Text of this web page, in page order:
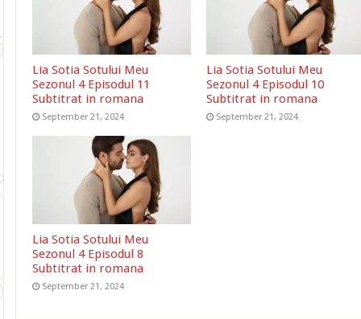
Lia Sotia Sotului Meu
Sezonul 4 Episodul 11
Subtitrat in romana
September 21, 2024
Lia Sotia Sotului Meu
Sezonul 4 Episodul 10
Subtitrat in romana
September 21, 2024
Lia Sotia Sotului Meu
Sezonul 4 Episodul 8
Subtitrat in romana
September 21, 2024